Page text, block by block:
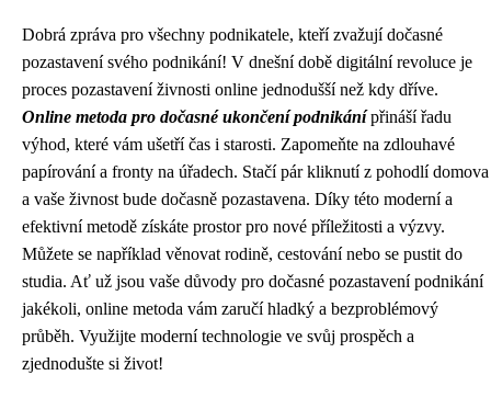
Dobrá zpráva pro všechny podnikatele, kteří zvažují dočasné
pozastavení svého podnikání! V dnešní době digitální revoluce je
proces pozastavení živnosti online jednodušší než kdy dříve.
Online metoda pro dočasné ukončení podnikánípřináší řadu
výhod, které vám ušetří čas i starosti. Zapomeňte na zdlouhavé
papírování a fronty na úřadech. Stačí pár kliknutí z pohodlí domova
a vaše živnost bude dočasně pozastavena. Díky této moderní a
efektivní metodě získáte prostor pro nové příležitosti a výzvy.
Můžete se například věnovat rodině, cestování nebo se pustit do
studia. Ať už jsou vaše důvody pro dočasné pozastavení podnikání
jakékoli, online metoda vám zaručí hladký a bezproblémový
průběh. Využijte moderní technologie ve svůj prospěch a
zjednodušte si život!